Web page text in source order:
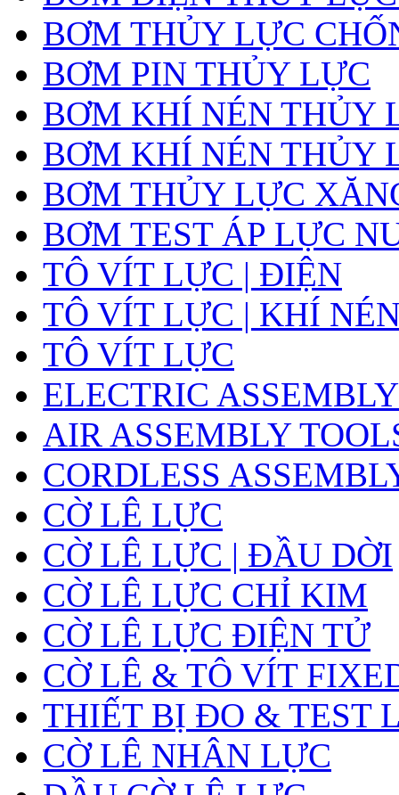
BƠM THỦY LỰC
BƠM PIN THỦY LỰC
BƠM KHÍ NÉN THỦY
BƠM KHÍ NÉN THỦY
BƠM THỦY LỰC
BƠM TEST ÁP LỰC
TÔ VÍT LỰC | ĐIỆN
TÔ VÍT LỰC | KHÍ
TÔ VÍT LỰC
ELECTRIC
AIR ASSEMBLY
CORDLESS
CỜ LÊ LỰC
CỜ LÊ LỰC | ĐẦU DỜI
CỜ LÊ LỰC CHỈ KIM
CỜ LÊ LỰC ĐIỆN TỬ
CỜ LÊ & TÔ VÍT
THIẾT BỊ ĐO & TEST
CỜ LÊ NHÂN LỰC